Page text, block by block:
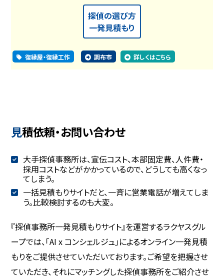
探偵の選び方
一発見積もり
復縁屋・復縁工作 調布市 詳しくはこちら
見積依頼・お問い合わせ
大手探偵事務所は、宣伝コスト、本部固定費、人件費・
採用コストなどがかかっているので、どうしても高くなっ
てしまう。
一括見積もりサイトだと、一斉に営業電話が増えてしま
う。比較検討するのも大変。
『探偵事務所一発見積もりサイト』を運営するラクヤスグル
ープでは、「AI x コンシェルジュ」によるオンライン一発見積
もりをご提供させていただいております。ご希望を把握させ
ていただき、それにマッチングした探偵事務所をご紹介させ